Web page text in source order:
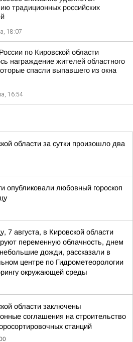
традиционных российских
18:07
по Кировской области
награждение жителей областного
спасли выпавшего из окна
16:54
области за сутки произошло два
опубликовали любовный гороскоп
7 августа, в Кировской области
переменную облачность, днем
дожди, рассказали в
центре по Гидрометеорологии
окружающей среды
области заключены
соглашения на строительство
станций